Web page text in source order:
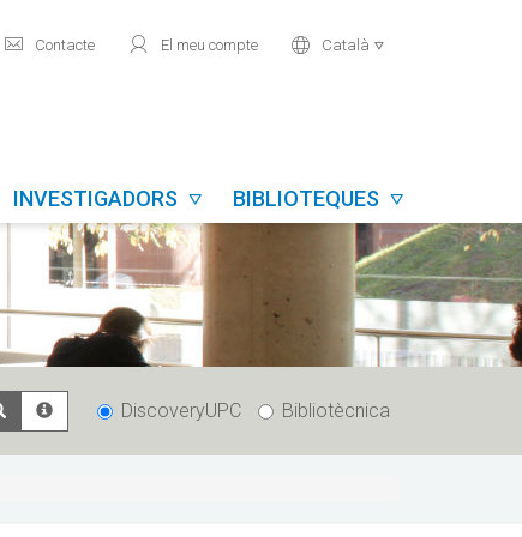
mail Contacte user El meu compte world Català 
INVESTIGADORS  BIBLIOTEQUES 
DiscoveryUPC Bibliotècnica